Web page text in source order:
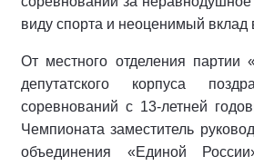
виду спорта и неоценимый вклад
От местного отделения партии
депутатского корпуса
соревнований с 13-летней
Чемпионата заместитель
объединения «Единой